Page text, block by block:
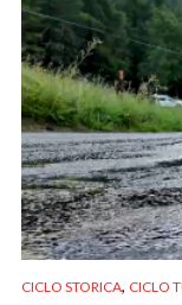
CICLO STORICA, CICLO